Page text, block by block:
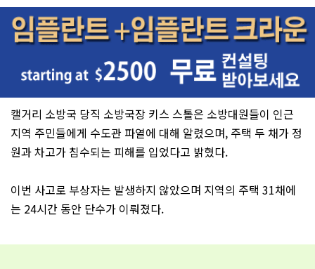
캘거리 소방국 당직 소방국장 키스 스톨은 소방대원들이 인근
지역 주민들에게 수도관 파열에 대해 알렸으며, 주택 두 채가 정
원과 차고가 침수되는 피해를 입었다고 밝혔다.
이번 사고로 부상자는 발생하지 않았으며 지역의 주택 31채에
는 24시간 동안 단수가 이뤄졌다.